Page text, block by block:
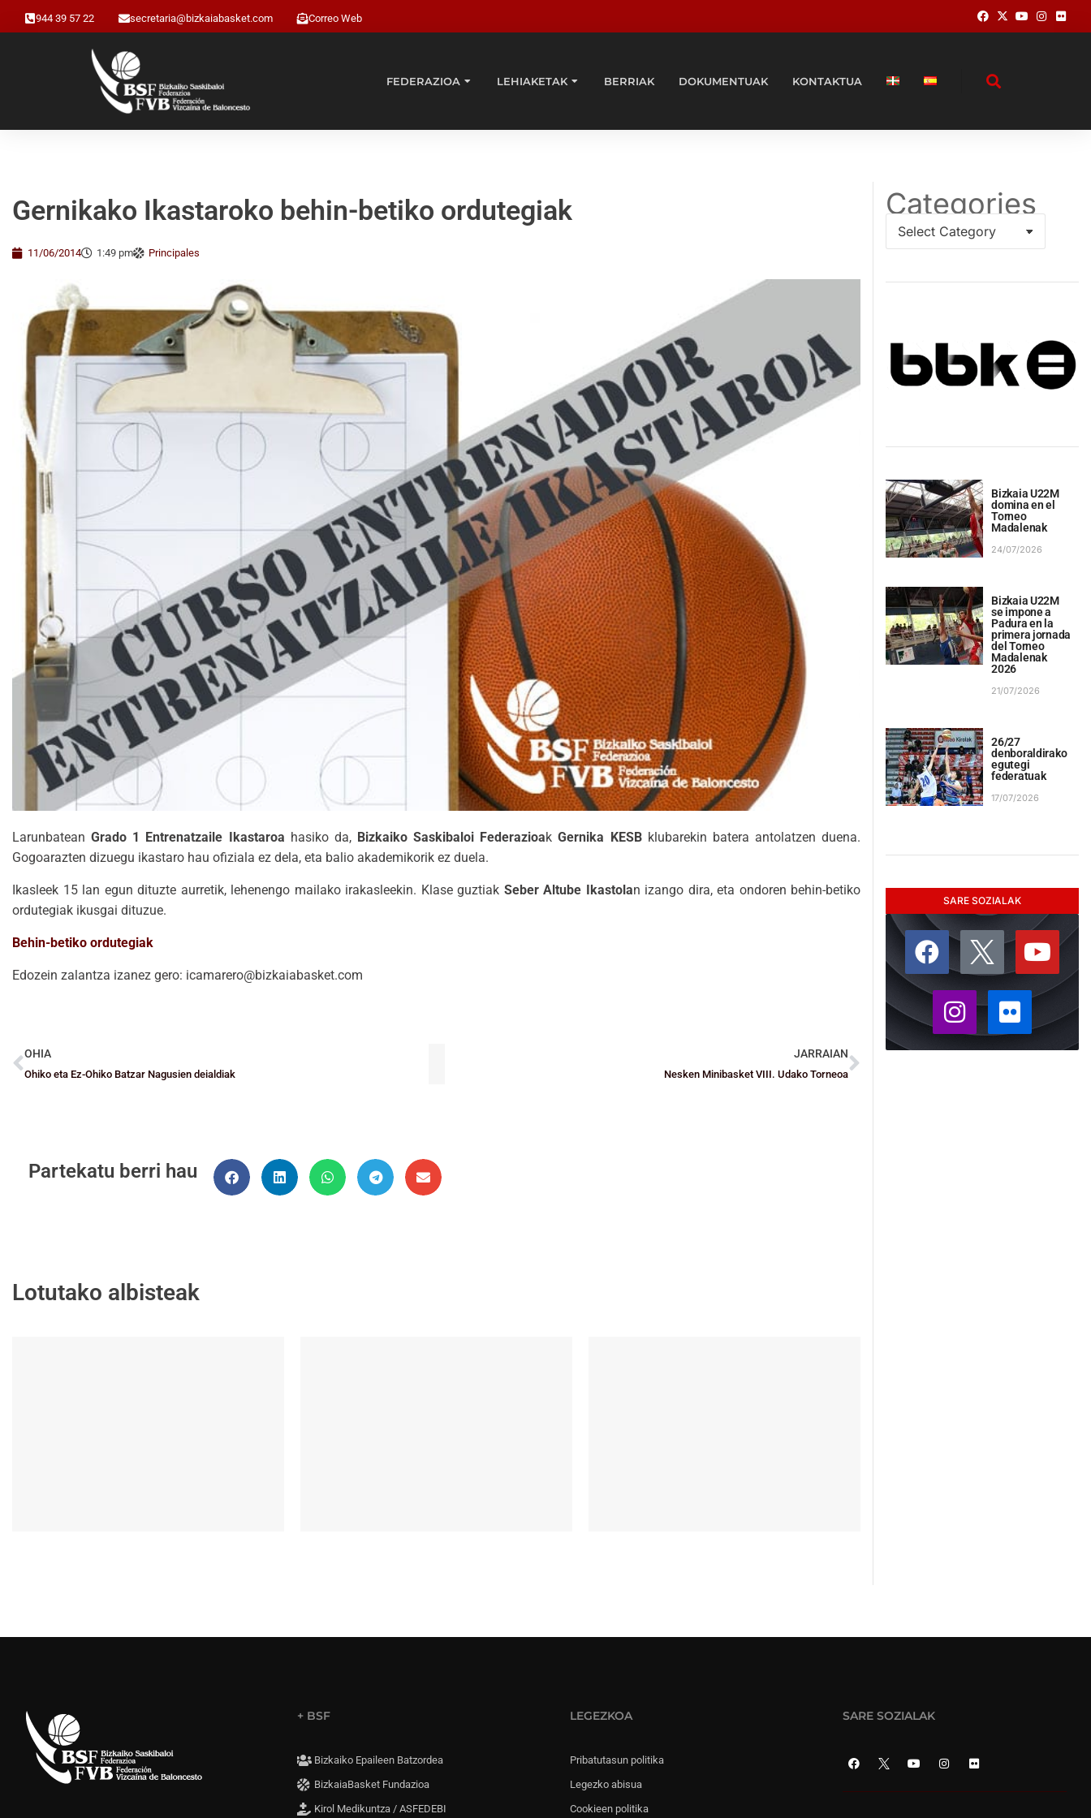
944 39 57 22 secretaria@bizkaiabasket.com Correo Web
FEDERAZIOA LEHIAKETAK BERRIAK DOKUMENTUAK KONTAKTUA
Gernikako Ikastaroko behin-betiko ordutegiak
11/06/2014 1:49 pm Principales
LarunbateanGrado 1 Entrenatzaile Ikastaroa hasiko da, Bizkaiko Saskibaloi FederazioakGernika KESBklubarekin batera antolatzen duena.
Gogoarazten dizuegu ikastaro hau ofiziala ez dela, eta balio akademikorik ez duela.
Ikasleek 15 lan egun dituzte aurretik, lehenengo mailako irakasleekin. Klase guztiak Seber Altube Ikastolan izango dira, eta ondoren behin-betiko
ordutegiak ikusgai dituzue.
Behin-betiko ordutegiak
Edozein zalantza izanez gero: icamarero@bizkaiabasket.com
OHIA
Ohiko eta Ez-Ohiko Batzar Nagusien deialdiak
JARRAIAN
Nesken Minibasket VIII. Udako Torneoa
Partekatu berri hau
Lotutako albisteak
Categories
Bizkaia U22M
domina en el
Torneo
Madalenak
24/07/2026
Bizkaia U22M
se impone a
Padura en la
primera jornada
del Torneo
Madalenak
2026
21/07/2026
26/27
denboraldirako
egutegi
federatuak
17/07/2026
SARE SOZIALAK
+ BSF
Bizkaiko Epaileen Batzordea
BizkaiaBasket Fundazioa
Kirol Medikuntza / ASFEDEBI
LEGEZKOA
Pribatutasun politika
Legezko abisua
Cookieen politika
SARE SOZIALAK